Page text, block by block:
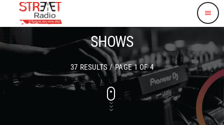
menu
SHOWS
37 RESULTS / PAGE 1 OF 4